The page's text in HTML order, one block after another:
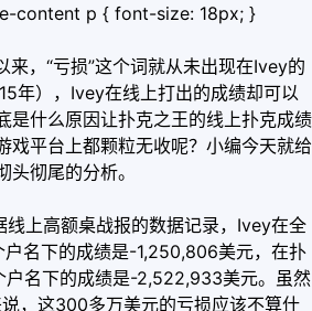
content p { font-size: 18px; }
来，“亏损”这个词就从未出现在Ivey的
年），Ivey在线上打出的成绩却可以
是什么原因让扑克之王的线上扑克成绩
戏平台上都颗粒无收呢？小编今天就给
彻尾的分析。
线上高额桌战报的数据记录，Ivey在全
户名下的成绩是-1,250,806美元，在扑
户名下的成绩是-2,522,933美元。虽然
，这300多万美元的亏损应该不算什